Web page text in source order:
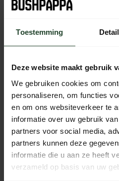
Toestemming
Deze website maakt gebruik
We gebruiken cookies om
personaliseren, om functies
en om ons websiteverkeer te
informatie over uw gebruik
partners voor social media,
partners kunnen deze
informatie die u aan ze heeft
verzameld op basis van uw
14 Tage Bedenkzeit mit no-
selben Tag versandt.
Jeden Tag von 10:00 bis
PRODUKTBESCHREIBUNG
EIGENSCHAFTEN